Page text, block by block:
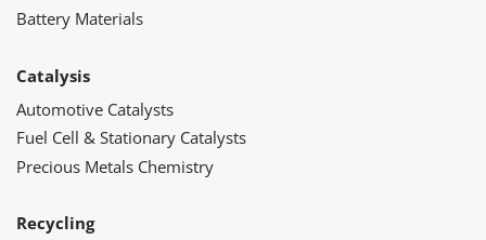
Battery Materials
Catalysis
Automotive Catalysts
Fuel Cell & Stationary Catalysts
Precious Metals Chemistry
Recycling